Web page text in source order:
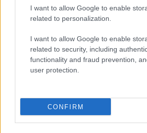
I want to allow Google to enable
related to personalization.
I want to allow Google to enable
related to security, including
functionality and fraud prevention,
user protection.
CONFIRM
consejos para fotografiar
CIENCIA Y TECNOLOGÍA